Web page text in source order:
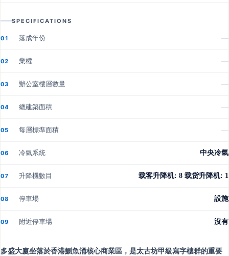
SPECIFICATIONS
01 落成年份 —
02 業權 —
03 辦公室樓層數量 —
04 總建築面積 —
05 每層標準面積 —
06 冷氣系統 中央冷氣
07 升降機數目 载客升降机: 8 载货升降机: 1
08 停車場 設施
09 附近停車場 沒有
多盛大廈坐落於香港鰂魚涌核心商業區，是太古坊甲級寫字樓群的重要